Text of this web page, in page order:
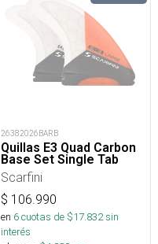
26382026BARB
Quillas E3 Quad Carbon
Base Set Single Tab
Scarfini
$ 106.990
en 6cuotas de $17.832sin
interés